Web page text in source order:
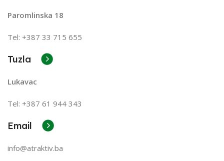
Paromlinska 18
Tel: +387 33 715 655
Tuzla
Lukavac
Tel: +387 61 944 343
Email
info@atraktiv.ba